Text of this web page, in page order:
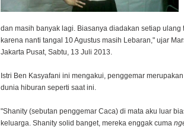
dan masih banyak lagi. Biasanya diadakan setiap
karena nanti tangal 10 Agustus masih Lebaran," ujar
Jakarta Pusat, Sabtu, 13 Juli 2013.
Istri Ben Kasyafani ini mengakui, penggemar
dunia hiburan seperti saat ini.
"Shanity (sebutan penggemar Caca) di mata aku luar
keluarga. Shanity solid banget, mereka enggak cuma